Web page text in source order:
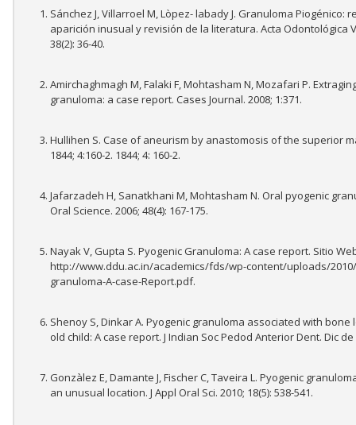
Sánchez J, Villarroel M, Lòpez- labady J. Granuloma Piogénico:
aparición inusual y revisión de la literatura. Acta Odontológica
38(2): 36-40.
Amirchaghmagh M, Falaki F, Mohtasham N, Mozafari P.
granuloma: a case report. Cases Journal. 2008; 1:371.
Hullihen S. Case of aneurism by anastomosis of the superior
1844; 4:160-2. 1844; 4: 160-2.
Jafarzadeh H, Sanatkhani M, Mohtasham N. Oral pyogenic
Oral Science. 2006; 48(4): 167-175.
Nayak V, Gupta S. Pyogenic Granuloma: A case report. Sitio
http://www.ddu.ac.in/academics/fds/wp-content/uploads/
granuloma-A-case-Report.pdf.
Shenoy S, Dinkar A. Pyogenic granuloma associated with bone
old child: A case report. J Indian Soc Pedod Anterior Dent. Dic de
Gonzàlez E, Damante J, Fischer C, Taveira L. Pyogenic
an unusual location. J Appl Oral Sci. 2010; 18(5): 538-541.